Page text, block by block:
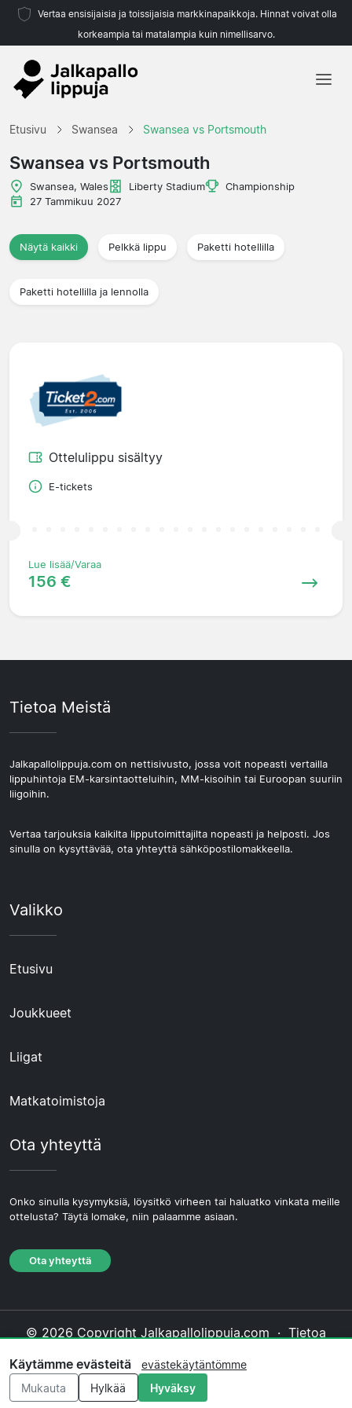
Vertaa ensisijaisia ja toissijaisia markkinapaikkoja. Hinnat voivat olla
korkeampia tai matalampia kuin nimellisarvo.
Etusivu Swansea Swansea vs Portsmouth
Swansea vs Portsmouth
Swansea, Wales Liberty Stadium
Championship
27 Tammikuu 2027
Näytä kaikki Pelkkä lippu Paketti hotellilla
Paketti hotellilla ja lennolla
Ottelulippu sisältyy
E-tickets
Lue lisää/Varaa
156 €
Tietoa Meistä
Jalkapallolippuja.com on nettisivusto, jossa voit nopeasti vertailla
lippuhintoja EM-karsintaotteluihin, MM-kisoihin tai Euroopan suuriin
liigoihin.
Vertaa tarjouksia kaikilta lipputoimittajilta nopeasti ja helposti. Jos
sinulla on kysyttävää, ota yhteyttä sähköpostilomakkeella.
Valikko
Etusivu
Joukkueet
Liigat
Matkatoimistoja
Ota yhteyttä
Onko sinulla kysymyksiä, löysitkö virheen tai haluatko vinkata meille
ottelusta? Täytä lomake, niin palaamme asiaan.
Ota yhteyttä
© 2026 Copyright Jalkapallolippuja.com · Tietoa
Evästekäytäntö·Toimituksellinen käytäntö
Käytämme evästeitä
evästekäytäntömme
Mukauta
Hylkää Hyväksy